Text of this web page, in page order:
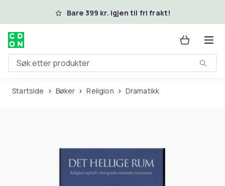
Hopp til hovedinnholdBare 399 kr. igjen til fri frakt!
Søk etter produkter
Startside Bøker Religion Dramatikk